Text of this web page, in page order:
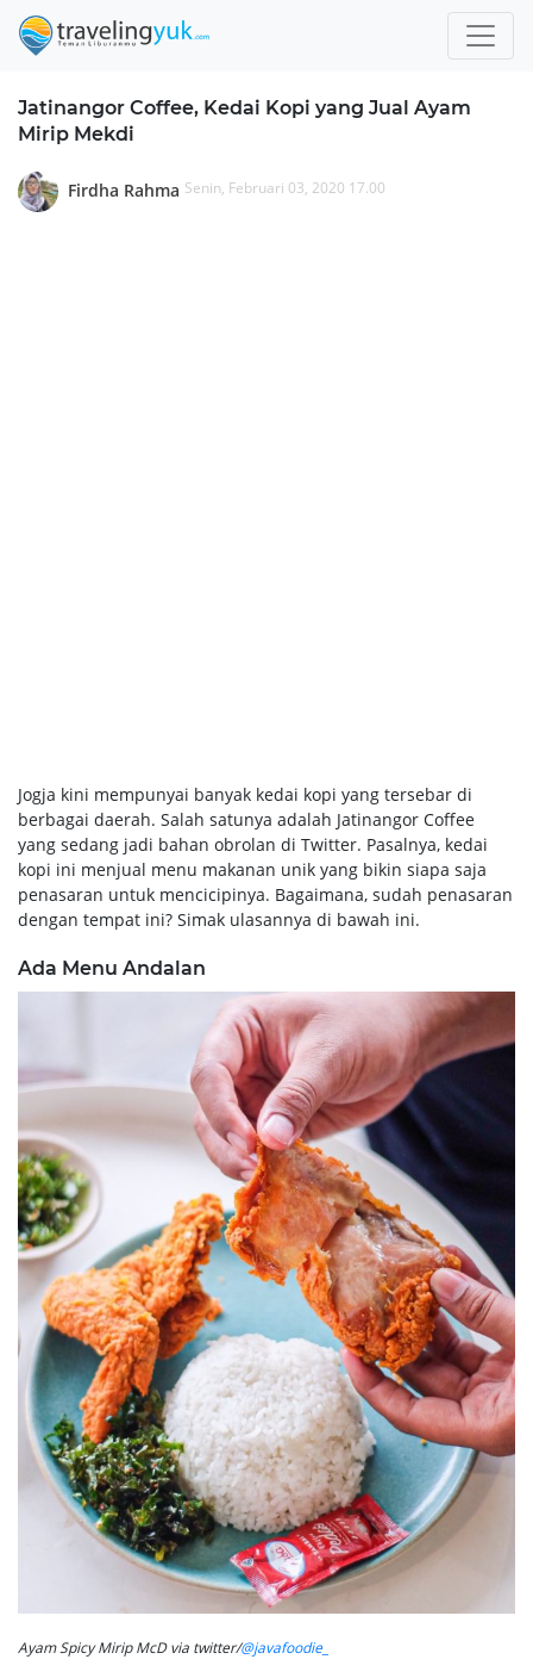
Jatinangor Coffee, Kedai Kopi yang Jual Ayam
Mirip Mekdi
Firdha Rahma Senin, Februari 03, 2020 17.00
Jogja kini mempunyai banyak kedai kopi yang tersebar di
berbagai daerah. Salah satunya adalah Jatinangor Coffee
yang sedang jadi bahan obrolan di Twitter. Pasalnya, kedai
kopi ini menjual menu makanan unik yang bikin siapa saja
penasaran untuk mencicipinya. Bagaimana, sudah penasaran
dengan tempat ini? Simak ulasannya di bawah ini.
Ada Menu Andalan
Ayam Spicy Mirip McD via twitter/@javafoodie_